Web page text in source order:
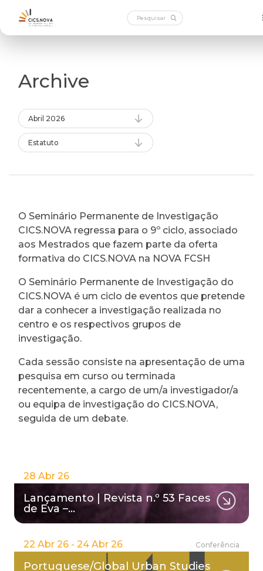
Archive
Abril 2026
Estatuto
O Seminário Permanente de Investigação
CICS.NOVA regressa para o 9º ciclo, associado
aos Mestrados que fazem parte da oferta
formativa do CICS.NOVA na NOVA FCSH
O Seminário Permanente de Investigação do
CICS.NOVA é um ciclo de eventos que pretende
dar a conhecer a investigação realizada no
centro e os respectivos grupos de
investigação.
Cada sessão consiste na apresentação de uma
pesquisa em curso ou terminada
recentemente, a cargo de um/a investigador/a
ou equipa de investigação do CICS.NOVA,
seguida de um debate.
28 Abr 26
Lançamento | Revista n.º 53 Faces
de Eva –…
22 Abr 26 - 24 Abr 26 Conferência
Portuguese/Global Urban Studies